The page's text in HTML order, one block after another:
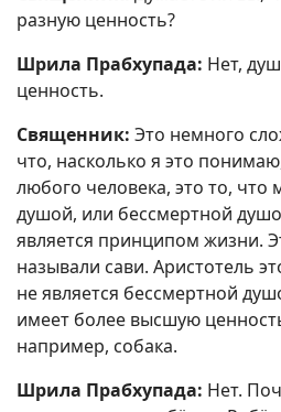
разную ценность?
Шрила Прабхупада: Нет,
ценность.
Священник: Это немного
что, насколько я это
любого человека, это то,
душой, или бессмертной
является принципом жизни.
называли сави. Аристотель
не является бессмертной
имеет более высшую
например, собака.
Шрила Прабхупада: Нет.